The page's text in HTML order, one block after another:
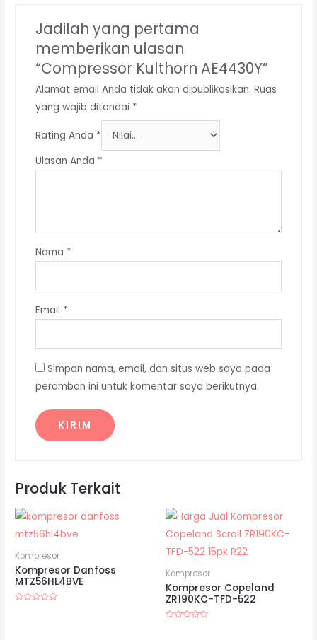
Jadilah yang pertama
memberikan ulasan
“Compressor Kulthorn AE4430Y”
Alamat email Anda tidak akan dipublikasikan. Ruas
yang wajib ditandai *
Rating Anda *
Ulasan Anda *
Nama *
Email *
Simpan nama, email, dan situs web saya pada
peramban ini untuk komentar saya berikutnya.
Produk Terkait
Kompresor
Kompresor Danfoss
MTZ56HL4BVE
Kompresor
Kompresor Copeland
ZR190KC-TFD-522